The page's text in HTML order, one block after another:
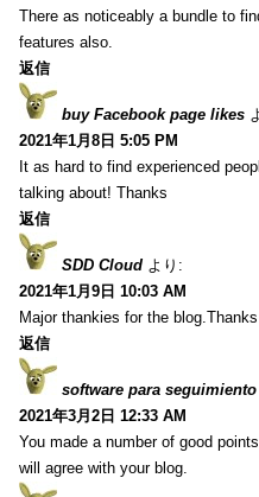
There as noticeably a bundle to
features also.
返信
buy Facebook page likes
2021年1月8日 5:05 PM
It as hard to find experienced
talking about! Thanks
返信
SDD Cloud より:
2021年1月9日 10:03 AM
Major thankies for the
返信
software para
2021年3月2日 12:33 AM
You made a number of good
will agree with your blog.